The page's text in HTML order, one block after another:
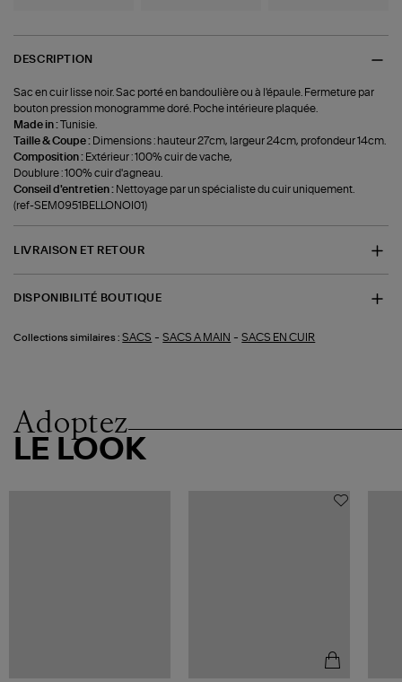
DESCRIPTION
Sac en cuir lisse noir. Sac porté en bandoulière ou à l'épaule. Fermeture par
bouton pression monogramme doré. Poche intérieure plaquée.
Made in :Tunisie.
Taille & Coupe : Dimensions : hauteur 27cm, largeur 24cm, profondeur 14cm.
Composition : Extérieur : 100% cuir de vache,
Doublure : 100% cuir d'agneau.
Conseil d'entretien : Nettoyage par un spécialiste du cuir uniquement.
(ref-SEM0951BELLONOI01)
LIVRAISON ET RETOUR
DISPONIBILITÉ BOUTIQUE
Collections similaires : SACS -SACS A MAIN -SACS EN CUIR
Adoptez
LE LOOK